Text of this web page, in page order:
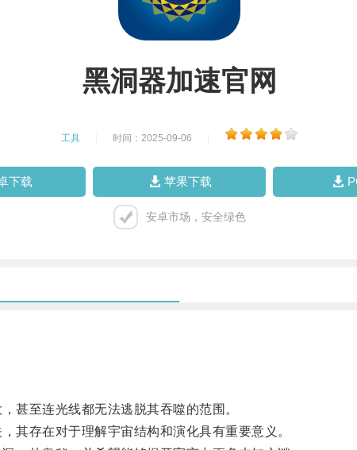
黑洞器加速官网
工具 时间：2025-09-06
下载 苹果下载
安卓市场，安全绿色
至连光线都无法逃脱其吞噬的范围。
存在对于理解宇宙结构和演化具有重要意义。